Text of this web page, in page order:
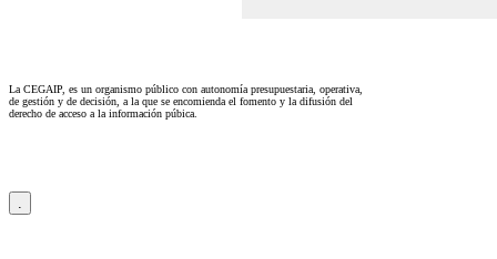
La CEGAIP, es un organismo público con autonomía presupuestaria, operativa,
de gestión y de decisión, a la que se encomienda el fomento y la difusión del
derecho de acceso a la información púbica.